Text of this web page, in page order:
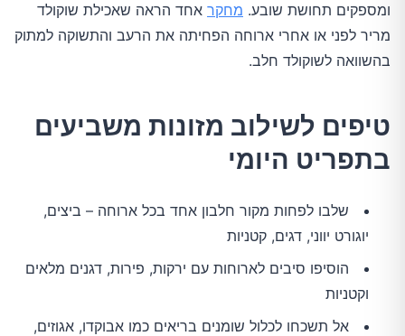
ומספקים תחושת שובע. מחקר אחד הראה שאכילת שוקולד
מריר לפני או אחרי ארוחה הפחיתה את הרעב והתשוקה למתוק
בהשוואה לשוקולד חלב.
טיפים לשילוב מזונות משביעים
בתפריט היומי
שלבו לפחות מקור חלבון אחד בכל ארוחה – ביצים,
יוגורט יווני, דגים, קטניות
הוסיפו סיבים לארוחות עם ירקות, פירות, דגנים מלאים
וקטניות
אל תשכחו לכלול שומנים בריאים כמו אבוקדו, אגוזים,